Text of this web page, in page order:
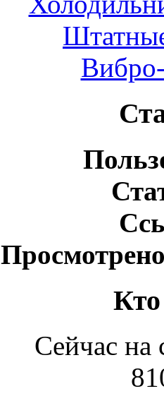
Кто
Сейчас на